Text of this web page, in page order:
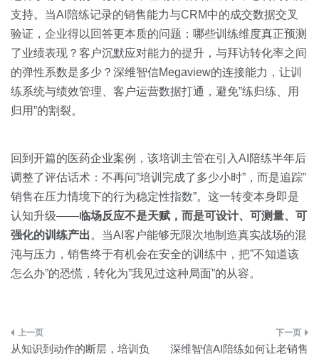
支持。当AI陪练记录的销售能力与CRM中的成交数据交叉
验证，企业得以回答更本质的问题：哪些训练维度真正预测
了业绩表现？客户沉默应对能力的提升，与拜访转化率之间
的弹性系数是多少？深维智信Megaview的连接能力，让训
练系统与绩效管理、客户运营数据打通，避免”练归练、用
归用”的割裂。
回到开篇的医药企业案例，该培训主管在引入AI陪练半年后
调整了评估话术：不再问”培训完成了多少小时”，而是追踪”
销售在压力情境下的行为稳定性指数”。这一转变本身即是
认知升级——临场反应不是天赋，而是可设计、可测量、可
强化的训练产出。当AI客户能够无限次地制造真实战场的混
沌与压力，销售终于有机会在安全的训练中，把”不知道该
怎么办”的恐慌，转化为”我见过这种局面”的从容。
文
从知识到动作的断层，培训负
深维智信AI陪练如何让老销售